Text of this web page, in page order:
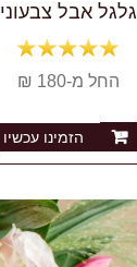
גלגל אבל צבעוני
החל מ-180 ₪
הזמינו עכשיו